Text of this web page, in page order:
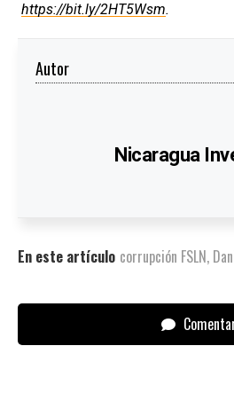
https://bit.ly/2HT5Wsm.
Autor
Nicaragua
En este artículo corrupción FSLN,